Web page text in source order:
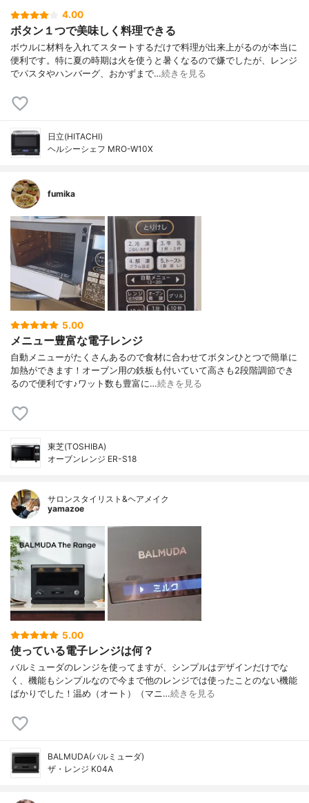
4.00
ボタン１つで美味しく料理できる
ボウルに材料を入れてスタートするだけで料理が出来上がるのが本当に
便利です。特に夏の時期は火を使うと暑くなるので嫌でしたが、レンジ
でパスタやハンバーグ、おかずまで…続きを見る
日立(HITACHI)
ヘルシーシェフ MRO-W10X
fumika
5.00
メニュー豊富な電子レンジ
自動メニューがたくさんあるので食材に合わせてボタンひとつで簡単に
加熱ができます！オーブン用の鉄板も付いていて高さも2段階調節でき
るので便利です♪ワット数も豊富に…続きを見る
東芝(TOSHIBA)
オーブンレンジ ER-S18
サロンスタイリスト&ヘアメイク
yamazoe
5.00
使っている電子レンジは何？
バルミューダのレンジを使ってますが、シンプルはデザインだけでな
く、機能もシンプルなので今まで他のレンジでは使ったことのない機能
ばかりでした！温め（オート）（マニ…続きを見る
BALMUDA(バルミューダ)
ザ・レンジ K04A